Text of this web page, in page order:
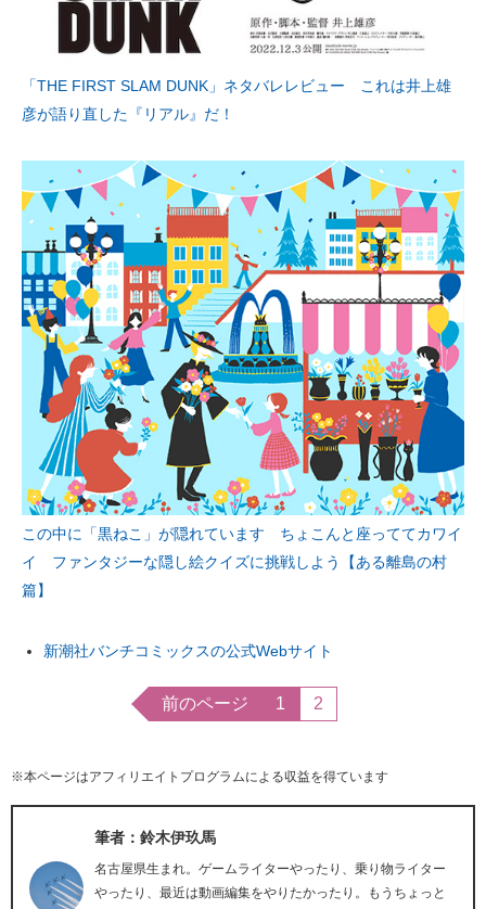
「THE FIRST SLAM DUNK」ネタバレレビュー これは井上雄
彦が語り直した『リアル』だ！
この中に「黒ねこ」が隠れています ちょこんと座っててカワイ
イ ファンタジーな隠し絵クイズに挑戦しよう【ある離島の村
篇】
新潮社バンチコミックスの公式Webサイト
前のページ 1 2
※本ページはアフィリエイトプログラムによる収益を得ています
筆者：鈴木伊玖馬
名古屋県生まれ。ゲームライターやったり、乗り物ライター
やったり、最近は動画編集をやりたかったり。もうちょっと